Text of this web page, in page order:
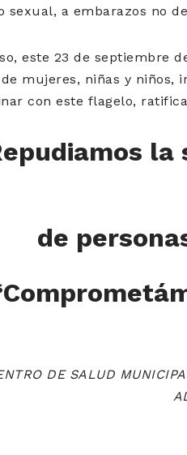
sexual, a embarazos no
este 23 de septiembre
mujeres, niñas y niños,
con este flagelo,
de
DE SALUD